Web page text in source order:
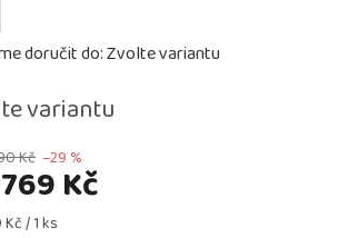
Kč –29 %
769 Kč
/ 1 ks
variantu
doručit do:Zvolte variantu